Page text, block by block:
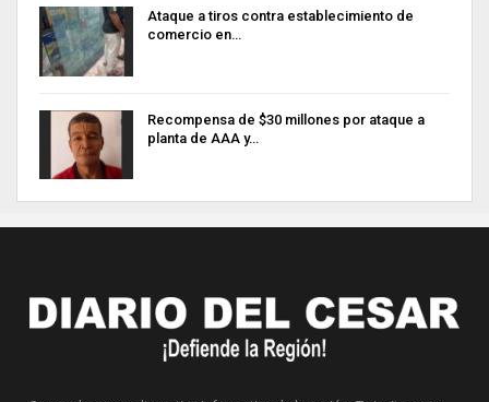
Ataque a tiros contra establecimiento de
comercio en…
Recompensa de $30 millones por ataque a
planta de AAA y…